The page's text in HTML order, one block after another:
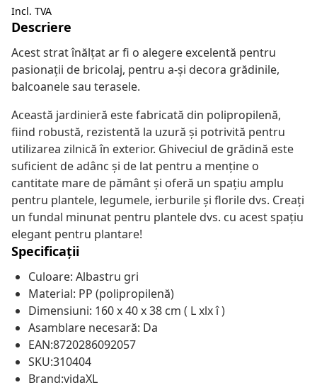
Incl. TVA
Descriere
Acest strat înălțat ar fi o alegere excelentă pentru
pasionații de bricolaj, pentru a-și decora grădinile,
balcoanele sau terasele.
Această jardinieră este fabricată din polipropilenă,
fiind robustă, rezistentă la uzură și potrivită pentru
utilizarea zilnică în exterior. Ghiveciul de grădină este
suficient de adânc și de lat pentru a menține o
cantitate mare de pământ și oferă un spațiu amplu
pentru plantele, legumele, ierburile și florile dvs. Creați
un fundal minunat pentru plantele dvs. cu acest spațiu
elegant pentru plantare!
Specificații
Culoare: Albastru gri
Material: PP (polipropilenă)
Dimensiuni: 160 x 40 x 38 cm ( L xlx î )
Asamblare necesară: Da
EAN:8720286092057
SKU:310404
Brand:vidaXL